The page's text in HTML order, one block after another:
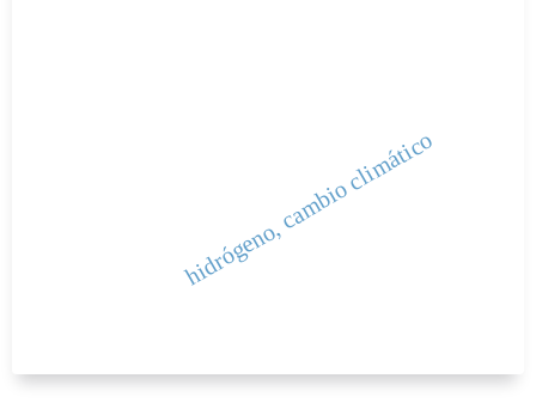
hidrógeno, cambio climático